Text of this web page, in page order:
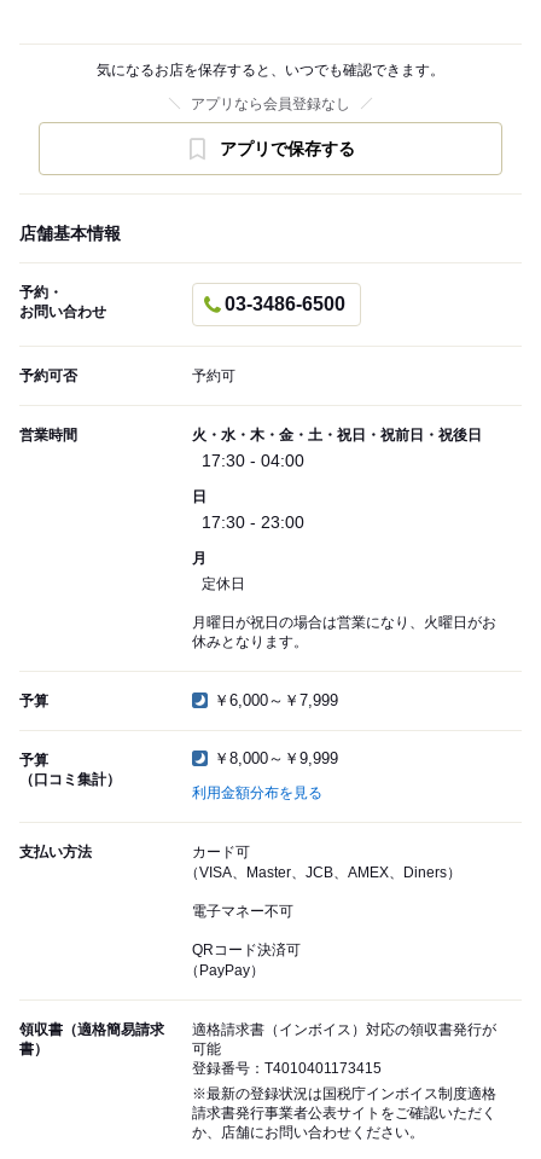
気になるお店を保存すると、いつでも確認できます。
アプリなら会員登録なし
アプリで保存する
店舗基本情報
予約・
お問い合わせ
03-3486-6500
予約可否 予約可
営業時間 火・水・木・金・土・祝日・祝前日・祝後日
17:30 - 04:00
日
17:30 - 23:00
月
定休日
月曜日が祝日の場合は営業になり、火曜日がお
休みとなります。
予算 ￥6,000～￥7,999
予算
（口コミ集計）
￥8,000～￥9,999
利用金額分布を見る
支払い方法
カード可
（VISA、Master、JCB、AMEX、Diners）
電子マネー不可
QRコード決済可
（PayPay）
領収書（適格簡易請求
書）
適格請求書（インボイス）対応の領収書発行が
可能
登録番号：T4010401173415
※最新の登録状況は国税庁インボイス制度適格
請求書発行事業者公表サイトをご確認いただく
か、店舗にお問い合わせください。